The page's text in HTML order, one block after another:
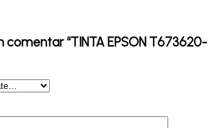
comentar “TINTA EPSON T673620-